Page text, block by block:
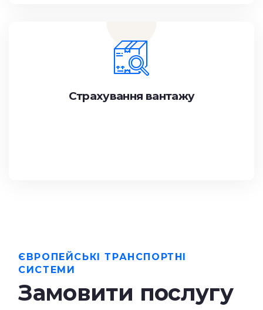
Страхування вантажу
ЄВРОПЕЙСЬКІ ТРАНСПОРТНІ
СИСТЕМИ
Замовити послугу